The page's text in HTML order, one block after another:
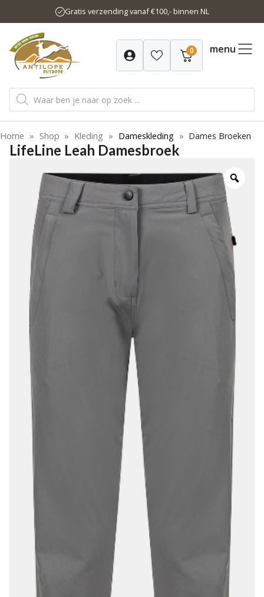
naar
inhoud
Gratis verzending vanaf €100,- binnen NL
0 menu
Producten
zoeken
Home » Shop » Kleding » Dameskleding » Dames Broeken
LifeLine Leah Damesbroek